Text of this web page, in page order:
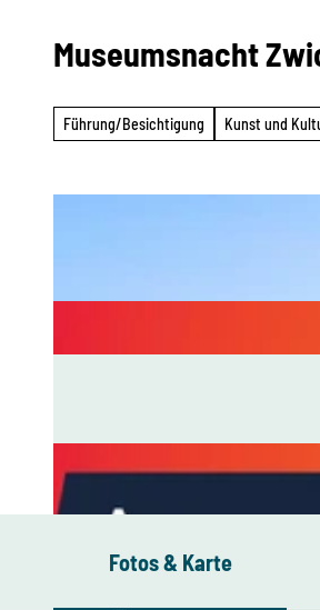
Museumsnacht
Führung/Besichtigung Kunst und
Fotos & Karte